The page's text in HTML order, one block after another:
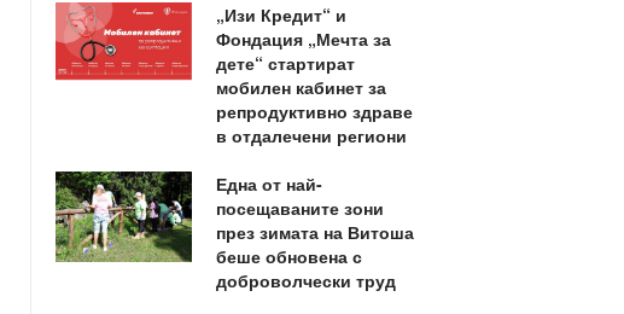
„Изи Кредит“ и
Фондация „Мечта за
дете“ стартират
мобилен кабинет за
репродуктивно здраве
в отдалечени региони
Една от най-
посещаваните зони
през зимата на Витоша
беше обновена с
доброволчески труд